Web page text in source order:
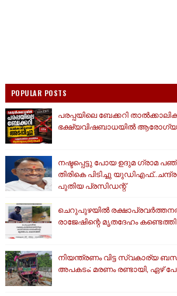
POPULAR POSTS
പരപ്പയിലെ ബേക്കറി
ഭക്ഷ്യവിഷബാധയിൽ
നഷ്ടപ്പെട്ടു പോയ ഉദുമ ഗ്രാമ
തിരികെ പിടിച്ചു
പുതിയ പ്രസിഡന്റ്
ചെറുപുഴയിൽ
രാജേഷിന്റെ മൃതദേഹം കണ്ടെത്തി
നിയന്ത്രണം വിട്ട സ്വകാര്യ ബസ്
അപകടം; മരണം രണ്ടായി, ഏഴ്